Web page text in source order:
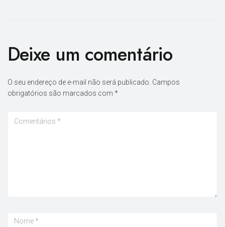
Deixe um comentário
O seu endereço de e-mail não será publicado. Campos
obrigatórios são marcados com *